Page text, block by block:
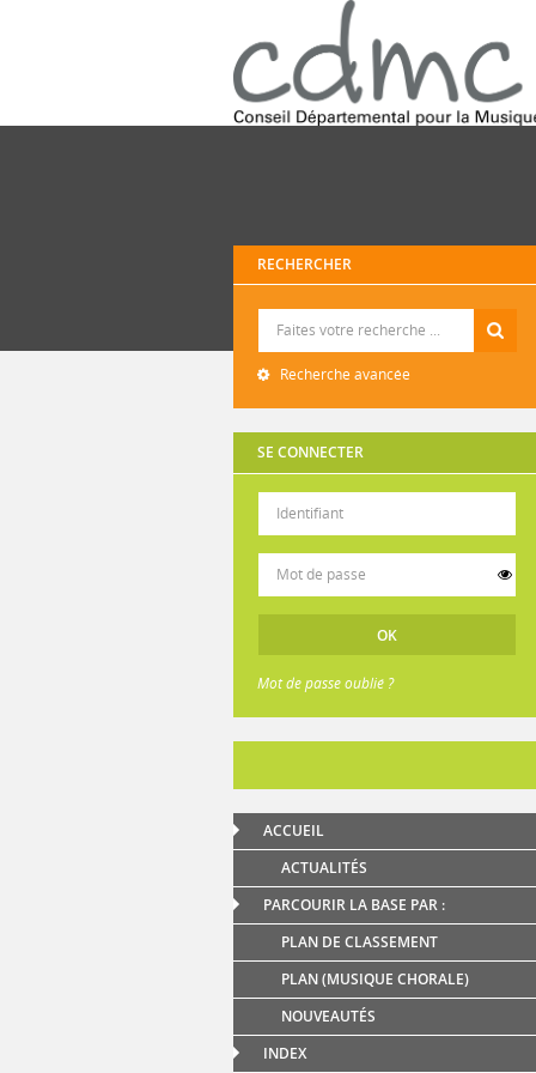
RECHERCHER
Recherche avancée
SE CONNECTER
Mot de passe oublié ?
ACCUEIL
ACTUALITÉS
PARCOURIR LA BASE PAR :
PLAN DE CLASSEMENT
PLAN (MUSIQUE CHORALE)
NOUVEAUTÉS
INDEX